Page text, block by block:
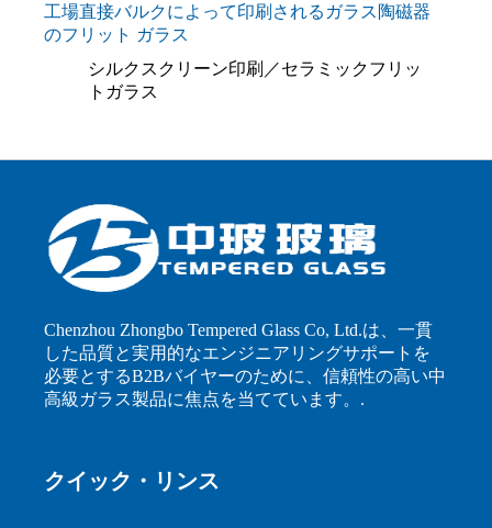
工場直接バルクによって印刷されるガラス陶磁器
のフリット ガラス
シルクスクリーン印刷／セラミックフリッ
トガラス
Chenzhou Zhongbo Tempered Glass Co, Ltd.は、一貫
した品質と実用的なエンジニアリングサポートを
必要とするB2Bバイヤーのために、信頼性の高い中
高級ガラス製品に焦点を当てています。.
クイック・リンス